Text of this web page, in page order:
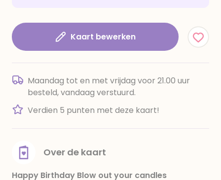
Kaart bewerken
Maandag tot en met vrijdag voor 21.00 uur
besteld, vandaag verstuurd.
Verdien 5 punten met deze kaart!
Over de kaart
Happy Birthday Blow out your candles